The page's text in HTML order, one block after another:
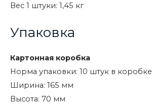
Вес 1 штуки: 1,45 кг
Упаковка
Картонная коробка
Норма упаковки: 10 штук в коробке
Ширина: 165 мм
Высота: 70 мм